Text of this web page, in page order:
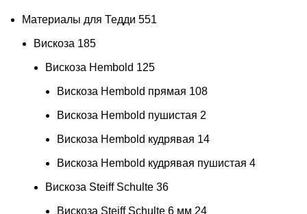
Материалы для Тедди 551
Вискоза 185
Вискоза Hembold 125
Вискоза Hembold прямая 108
Вискоза Hembold пушистая 2
Вискоза Hembold кудрявая 14
Вискоза Hembold кудрявая пушистая 4
Вискоза Steiff Schulte 36
Вискоза Steiff Schulte 6 мм 24